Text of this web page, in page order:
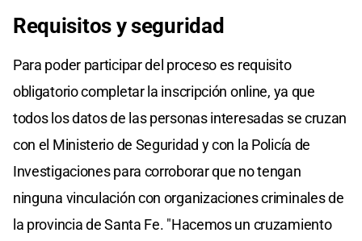
Requisitos y seguridad
Para poder participar del proceso es requisito
obligatorio completar la inscripción online, ya que
todos los datos de las personas interesadas se cruzan
con el Ministerio de Seguridad y con la Policía de
Investigaciones para corroborar que no tengan
ninguna vinculación con organizaciones criminales de
la provincia de Santa Fe. "Hacemos un cruzamiento